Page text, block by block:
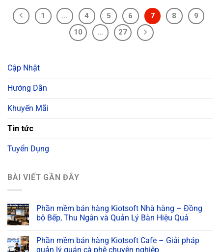
1 … 4 5 6 7 8
9
10
… 27
Cập Nhật
Hướng Dẫn
Khuyến Mãi
Tin tức
Tuyển Dụng
BÀI VIẾT GẦN ĐÂY
Phần mềm bán hàng Kiotsoft Nhà hàng – Đồng
bộ Bếp, Thu Ngân và Quản Lý Bàn Hiệu Quả
Phần mềm bán hàng Kiotsoft Cafe – Giải pháp
quản lý quán cà phê chuyên nghiệp